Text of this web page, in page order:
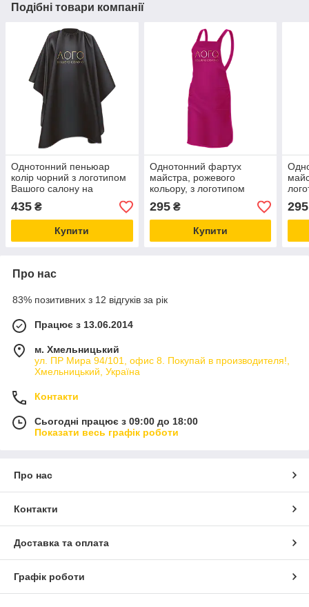
Подібні товари компанії
Однотонний пеньюар
колір чорний з логотипом
Вашого салону на
замовлення
435 ₴
Купити
Однотонний фартух
майстра, рожевого
кольору, з логотипом
Вашого салону
295₴
Купити
295
Про нас
83% позитивних з 12 відгуків за рік
Працює з 13.06.2014
м. Хмельницький
ул. ПР Мира 94/101, офис 8. Покупай в производителя!,
Хмельницький, Україна
Контакти
Сьогодні працює з 09:00 до 18:00
Показати весь графік роботи
Про нас
Контакти
Доставка та оплата
Графік роботи